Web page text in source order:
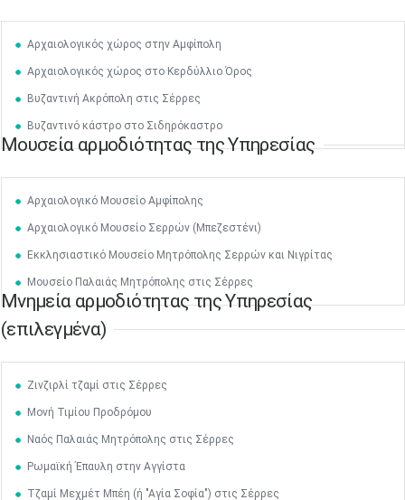
Αρχαιολογικός χώρος στην Αμφίπολη
Αρχαιολογικός χώρος στο Κερδύλλιο Όρος
Βυζαντινή Ακρόπολη στις Σέρρες
Βυζαντινό κάστρο στο Σιδηρόκαστρο
Μουσεία αρμοδιότητας της Υπηρεσίας
Αρχαιολογικό Μουσείο Αμφίπολης
Αρχαιολογικό Μουσείο Σερρών (Μπεζεστένι)
Εκκλησιαστικό Μουσείο Μητρόπολης Σερρών και Νιγρίτας
Μουσείο Παλαιάς Μητρόπολης στις Σέρρες
Μνημεία αρμοδιότητας της Υπηρεσίας
(επιλεγμένα)
Ζινζιρλί τζαμί στις Σέρρες
Μονή Τιμίου Προδρόμου
Ναός Παλαιάς Μητρόπολης στις Σέρρες
Ρωμαϊκή Έπαυλη στην Αγγίστα
Τζαμί Μεχμέτ Μπέη (ή "Αγία Σοφία") στις Σέρρες
4
•
5
•
6
•
7
•
8
10
•
11
•
12
•
13
•
14
•
15
•
16
•
17 18
•
19
•
20 21 22 23
24 25 26
31 Ιουν1
•
2
•
3
•